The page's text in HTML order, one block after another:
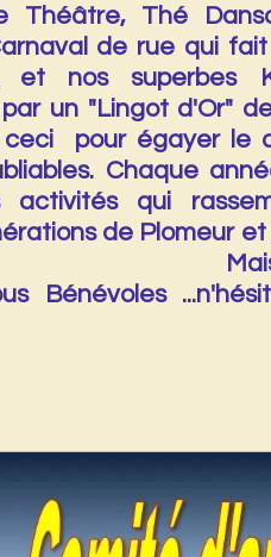
Théâtre, Thé
de rue qui
et nos superbes
un "Lingot d'Or"
pour égayer le
Chaque
activités qui
de
cela
Bénévoles